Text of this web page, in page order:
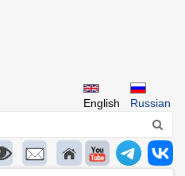
Russian
English